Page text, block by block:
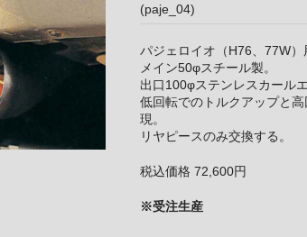
(paje_04)
パジェロイオ（H76、77W）
メイン50φスチール製。
出口100φステンレスカール
低回転でのトルクアップと
現。
リヤピースのみ交換する。
税込価格 72,600円
※受注生産